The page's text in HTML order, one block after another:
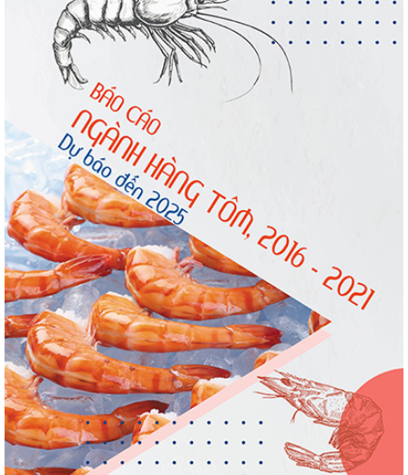
Nguồn cung giảm, giá cá rô phi Trung Quốc
tiếp tục tăng
Trung Quốc tăng mạnh nhập khẩu mực,
trong khi nguồn cung...
Còn chưa đầy 3 tuần đến Vietfish 2026: Sẵn
sàng cho chuỗi...